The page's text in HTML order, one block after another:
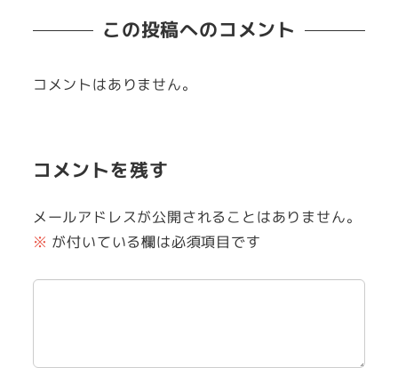
この投稿へのコメント
コメントはありません。
コメントを残す
メールアドレスが公開されることはありません。
※ が付いている欄は必須項目です